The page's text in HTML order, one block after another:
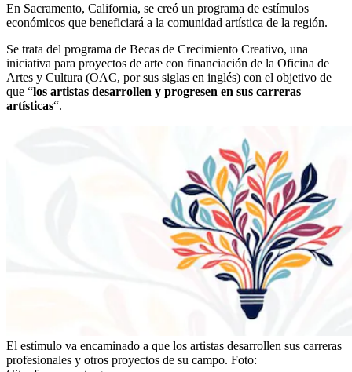
En Sacramento, California, se creó un programa de estímulos
económicos que beneficiará a la comunidad artística de la región.
Se trata del programa de Becas de Crecimiento Creativo, una
iniciativa para proyectos de arte con financiación de la Oficina de
Artes y Cultura (OAC, por sus siglas en inglés) con el objetivo de
que “los artistas desarrollen y progresen en sus carreras
artísticas“.
El estímulo va encaminado a que los artistas desarrollen sus carreras
profesionales y otros proyectos de su campo. Foto: